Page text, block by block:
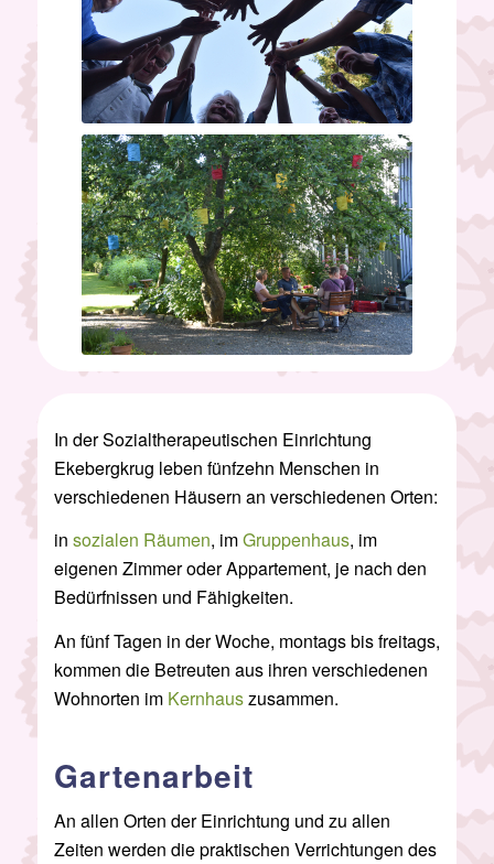
In der Sozialtherapeutischen Einrichtung
Ekebergkrug leben fünfzehn Menschen in
verschiedenen Häusern an verschiedenen Orten:
in sozialen Räumen, imGruppenhaus, im
eigenen Zimmer oder Appartement, je nach den
Bedürfnissen und Fähigkeiten.
An fünf Tagen in der Woche, montags bis freitags,
kommen die Betreuten aus ihren verschiedenen
Wohnorten im Kernhauszusammen.
Gartenarbeit
An allen Orten der Einrichtung und zu allen
Zeiten werden die praktischen Verrichtungen des